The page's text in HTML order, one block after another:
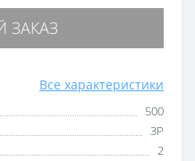
Все характеристики
500
3P
2
ЗАКАЗ